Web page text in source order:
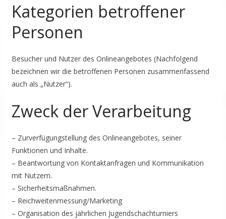
Kategorien betroffener
Personen
Besucher und Nutzer des Onlineangebotes (Nachfolgend
bezeichnen wir die betroffenen Personen zusammenfassend
auch als „Nutzer“).
Zweck der Verarbeitung
– Zurverfügungstellung des Onlineangebotes, seiner
Funktionen und Inhalte.
– Beantwortung von Kontaktanfragen und Kommunikation
mit Nutzern.
– Sicherheitsmaßnahmen.
– Reichweitenmessung/Marketing
– Organisation des jährlichen Jugendschachturniers